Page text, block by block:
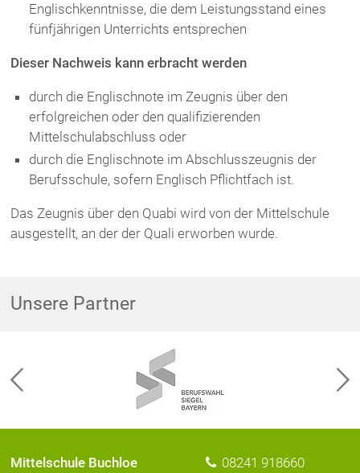
Englischkenntnisse, die dem Leistungsstand eines
fünfjährigen Unterrichts entsprechen
Dieser Nachweis kann erbracht werden
durch die Englischnote im Zeugnis über den
erfolgreichen oder den qualifizierenden
Mittelschulabschluss oder
durch die Englischnote im Abschlusszeugnis der
Berufsschule, sofern Englisch Pflichtfach ist.
Das Zeugnis über den Quabi wird von der Mittelschule
ausgestellt, an der der Quali erworben wurde.
Unsere Partner
Mittelschule Buchloe 08241 918660